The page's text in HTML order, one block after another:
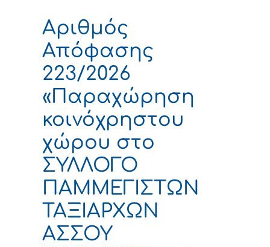
Αριθμός
Απόφασης
223/2026
«Παραχώρηση
κοινόχρηστου
χώρου στο
ΣΥΛΛΟΓΟ
ΠΑΜΜΕΓΙΣΤΩΝ
ΤΑΞΙΑΡΧΩΝ
ΑΣΣΟΥ